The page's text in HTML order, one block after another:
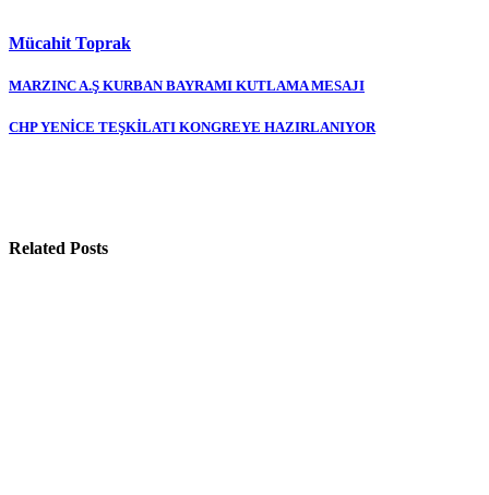
Mücahit Toprak
Yazı
gezinmesi
MARZINC A.Ş KURBAN BAYRAMI KUTLAMA MESAJI
CHP YENİCE TEŞKİLATI KONGREYE HAZIRLANIYOR
Related Posts